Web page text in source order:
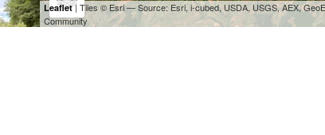
Leaflet| Tiles © Esri — Source: Esri, i-cubed, USDA, USGS, AEX,
Community